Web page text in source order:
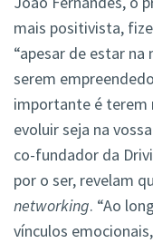
mais positivista,
“apesar de estar
serem
importante é terem
evoluir seja na
co-fundador da
por o ser, revelam
networking. “Ao
vínculos